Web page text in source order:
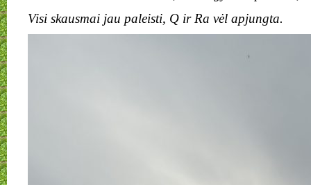
Visi skausmai jau paleisti, Q ir Ra vėl apjungta.